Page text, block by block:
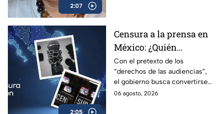
2:07
2:05
Censura a la prensa en
México: ¿Quién
sancionará las
mentiras oficiales del
gobierno?
Con el pretexto de los
“derechos de las audiencias”,
el gobierno busca convertirse
en el árbitro supremo de la
06 agosto, 2026